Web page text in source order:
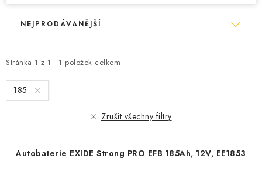
V
i
s
p
Stránka 1 z 1 - 1 položek celkem
Ř
e
n
í
NEJPRODÁVANĚJŠÍ
185
Zrušit všechny filtry
Autobaterie EXIDE Strong PRO EFB 185Ah, 12V, EE1853